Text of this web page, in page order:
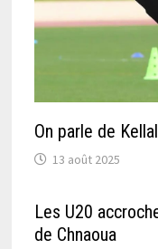
On parle de
13 août 2025
Les U20
de Chnaoua